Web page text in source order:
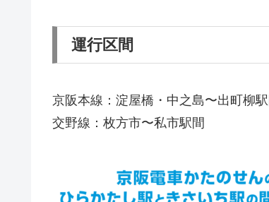
運行区間
京阪本線：淀屋橋・中之島〜出町柳
交野線：枚方市〜私市駅間